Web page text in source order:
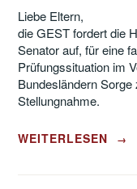
Liebe Eltern,
die GEST fordert die
Senator auf, für eine
Prüfungssituation im
Bundesländern
Stellungnahme.
„STELLUNGNAHME
WEITERLESEN →